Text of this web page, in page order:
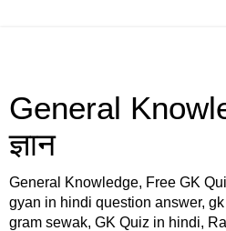
General
ज्ञान
General Knowledge, Free GK
gyan in hindi question answer,
gram sewak, GK Quiz in hindi,